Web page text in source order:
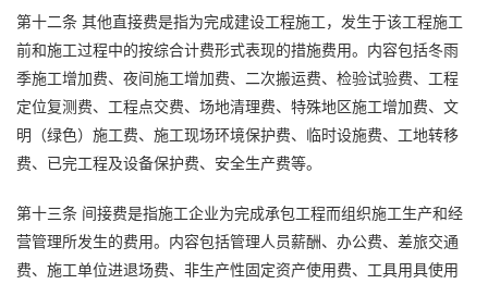
第十二条 其他直接费是指为完成建设工程施工，发生于该工程施工
前和施工过程中的按综合计费形式表现的措施费用。内容包括冬雨
季施工增加费、夜间施工增加费、二次搬运费、检验试验费、工程
定位复测费、工程点交费、场地清理费、特殊地区施工增加费、文
明（绿色）施工费、施工现场环境保护费、临时设施费、工地转移
费、已完工程及设备保护费、安全生产费等。
第十三条 间接费是指施工企业为完成承包工程而组织施工生产和经
营管理所发生的费用。内容包括管理人员薪酬、办公费、差旅交通
费、施工单位进退场费、非生产性固定资产使用费、工具用具使用